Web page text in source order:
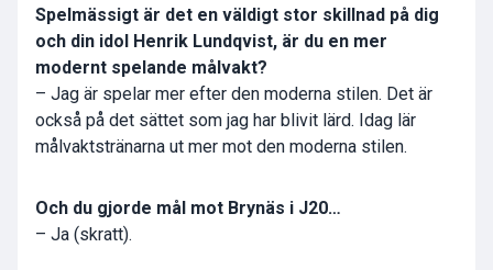
Spelmässigt är det en väldigt stor skillnad på dig
och din idol Henrik Lundqvist, är du en mer
modernt spelande målvakt?
– Jag är spelar mer efter den moderna stilen. Det är
också på det sättet som jag har blivit lärd. Idag lär
målvaktstränarna ut mer mot den moderna stilen.
Och du gjorde mål mot Brynäs i J20…
– Ja (skratt).